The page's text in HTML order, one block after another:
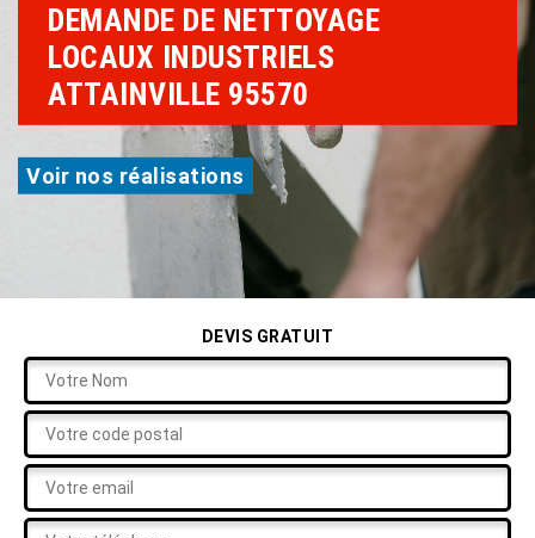
DEMANDE DE NETTOYAGE
LOCAUX INDUSTRIELS
ATTAINVILLE 95570
Voir nos réalisations
DEVIS GRATUIT